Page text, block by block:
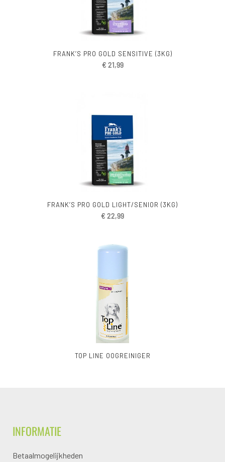
FRANK’S PRO GOLD SENSITIVE (3KG)
€ 21,99
FRANK’S PRO GOLD LIGHT/SENIOR (3KG)
€ 22,99
TOP LINE OOGREINIGER
INFORMATIE
Betaalmogelijkheden